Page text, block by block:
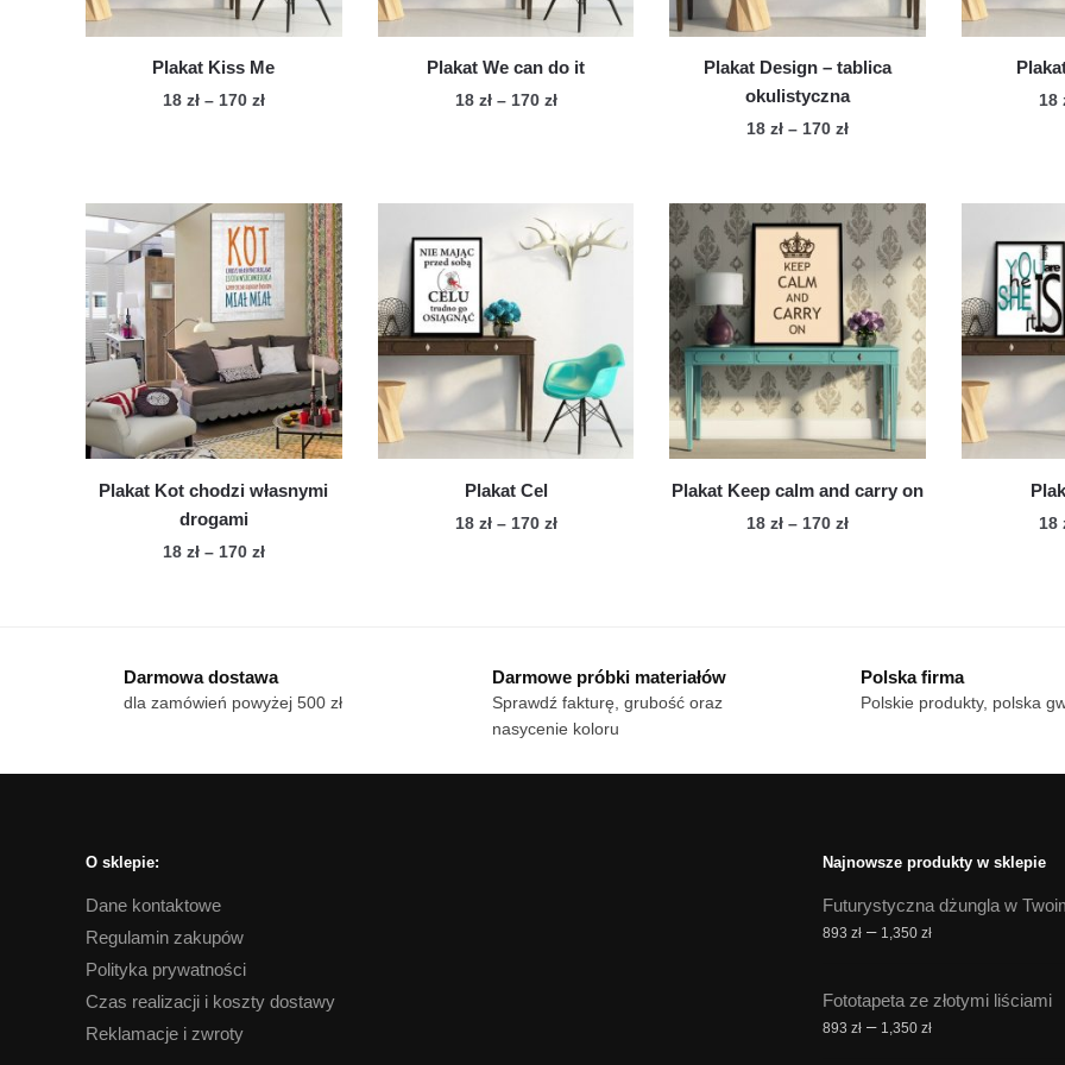
stronie
produktu
produktu
produktu
Plakat Kiss Me
18 zł – 170 złZakres
do
170 zł
ma
wiele
wariantów.
Opcje
można
wybrać
na
stronie
produktu
Plakat We can do it
18 zł – 170 złZakres
170 zł
ma
wiele
wariantów.
można
wybrać
na
stronie
produktu
Plakat Design – tablica
okulistyczna
18zł – 170złZakres
18 zł
do
170 zł
produkt
ma
wiele
wariantów.
Opcje
można
wybrać
na
stronie
18
Plakat Kot chodzi własnymi
drogami
18 zł – 170 złZakres
170 zł
wiele
wariantów.
można
Plakat Cel
18 zł – 170 złZakres
wariantów.
Opcje
można
wybrać
Plakat Keep calm and carry on
18zł – 170złZakres
wariantów.
wybrać
produktu
18
Darmowa dostawa
dla zamówień powyżej 500 zł
Darmowe próbki materiałów
Sprawdź fakturę, grubość oraz
nasycenie koloru
Polska firma
Polskie produkty, polska
O sklepie:
Dane kontaktowe
Regulamin zakupów
Polityka prywatności
Czas realizacji i koszty dostawy
Reklamacje i zwroty
Najnowsze produkty w sklepie
Futurystyczna dżungla w
893 zł – 1,350 złZakres
893 zł
do
Fototapeta ze złotymi liściami
893 zł – 1,350 złZakres